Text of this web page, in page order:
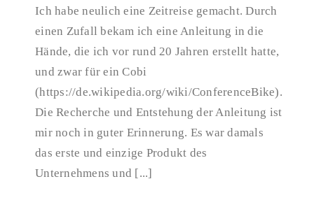
Ich habe neulich eine Zeitreise gemacht. Durch
einen Zufall bekam ich eine Anleitung in die
Hände, die ich vor rund 20 Jahren erstellt hatte,
und zwar für ein Cobi
(https://de.wikipedia.org/wiki/ConferenceBike).
Die Recherche und Entstehung der Anleitung ist
mir noch in guter Erinnerung. Es war damals
das erste und einzige Produkt des
Unternehmens und [...]